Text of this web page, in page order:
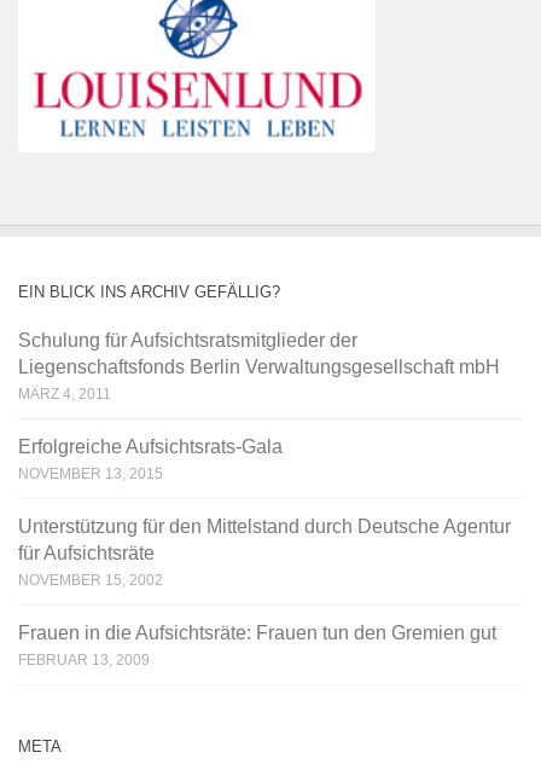
EIN BLICK INS ARCHIV GEFÄLLIG?
Schulung für Aufsichtsratsmitglieder der
Liegenschaftsfonds Berlin Verwaltungsgesellschaft mbH
MÄRZ 4, 2011
Erfolgreiche Aufsichtsrats-Gala
NOVEMBER 13, 2015
Unterstützung für den Mittelstand durch Deutsche Agentur
für Aufsichtsräte
NOVEMBER 15, 2002
Frauen in die Aufsichtsräte: Frauen tun den Gremien gut
FEBRUAR 13, 2009
META